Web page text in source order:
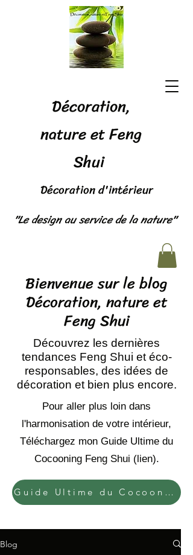
Décoration,
nature et Feng
Shui
Décoration d'intérieur
"Le design au service de la nature"
Bienvenue sur le blog
Décoration, nature et
Feng Shui
Découvrez les dernières
tendances Feng Shui et éco-
responsables, des idées de
décoration et bien plus encore.
Pour aller plus loin dans
l'harmonisation de votre intérieur,
Téléchargez mon Guide Ultime du
Cocooning Feng Shui (lien).
Guide Ultime du Cocooning Feng Shui
Blog